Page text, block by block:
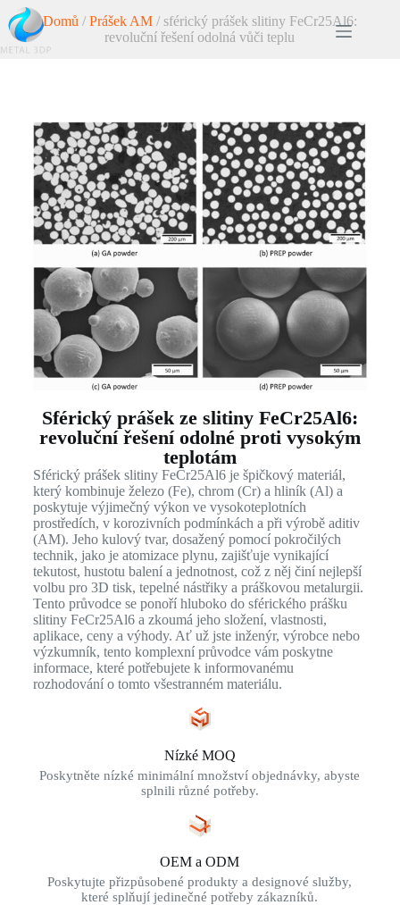
Domů / Prášek AM/ sférický prášek slitiny FeCr25Al6:
revoluční řešení odolná vůči teplu
Sférický prášek ze slitiny FeCr25Al6:
revoluční řešení odolné proti vysokým
teplotám
Sférický prášek slitiny FeCr25Al6 je špičkový materiál,
který kombinuje železo (Fe), chrom (Cr) a hliník (Al) a
poskytuje výjimečný výkon ve vysokoteplotních
prostředích, v korozivních podmínkách a při výrobě aditiv
(AM). Jeho kulový tvar, dosažený pomocí pokročilých
technik, jako je atomizace plynu, zajišťuje vynikající
tekutost, hustotu balení a jednotnost, což z něj činí nejlepší
volbu pro 3D tisk, tepelné nástřiky a práškovou metalurgii.
Tento průvodce se ponoří hluboko do sférického prášku
slitiny FeCr25Al6 a zkoumá jeho složení, vlastnosti,
aplikace, ceny a výhody. Ať už jste inženýr, výrobce nebo
výzkumník, tento komplexní průvodce vám poskytne
informace, které potřebujete k informovanému
rozhodování o tomto všestranném materiálu.
Nízké MOQ
Poskytněte nízké minimální množství objednávky, abyste
splnili různé potřeby.
OEM a ODM
Poskytujte přizpůsobené produkty a designové služby,
které splňují jedinečné potřeby zákazníků.